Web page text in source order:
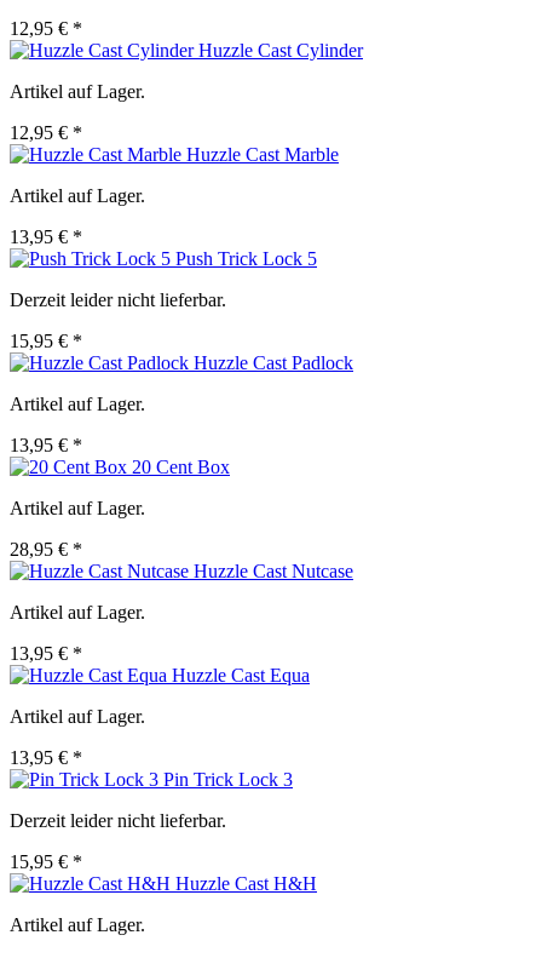
12,95 € *
Huzzle Cast Cylinder
Artikel auf Lager.
12,95 € *
Huzzle Cast Marble
Artikel auf Lager.
13,95 € *
Push Trick Lock 5
Derzeit leider nicht lieferbar.
15,95 € *
Huzzle Cast Padlock
Artikel auf Lager.
13,95 € *
20 Cent Box
Artikel auf Lager.
28,95 € *
Huzzle Cast Nutcase
Artikel auf Lager.
13,95 € *
Huzzle Cast Equa
Artikel auf Lager.
13,95 € *
Pin Trick Lock 3
Derzeit leider nicht lieferbar.
15,95 € *
Huzzle Cast H&H
Artikel auf Lager.